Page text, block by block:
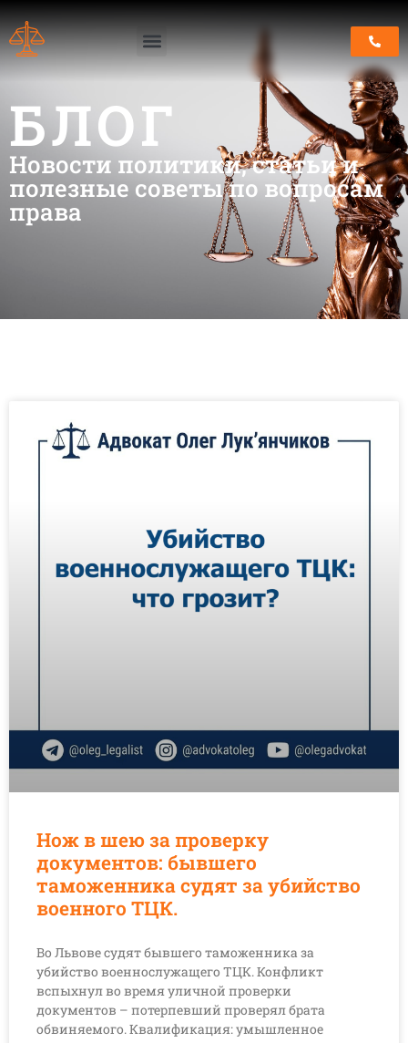
БЛОГ
Новости политики, статьи и
полезные советы по вопросам
права
Нож в шею за проверку
документов: бывшего
таможенника судят за убийство
военного ТЦК.
Во Львове судят бывшего таможенника за
убийство военнослужащего ТЦК. Конфликт
вспыхнул во время уличной проверки
документов – потерпевший проверял брата
обвиняемого. Квалификация: умышленное